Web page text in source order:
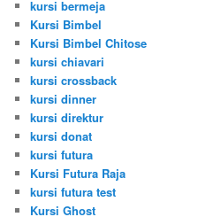
kursi bermeja
Kursi Bimbel
Kursi Bimbel Chitose
kursi chiavari
kursi crossback
kursi dinner
kursi direktur
kursi donat
kursi futura
Kursi Futura Raja
kursi futura test
Kursi Ghost